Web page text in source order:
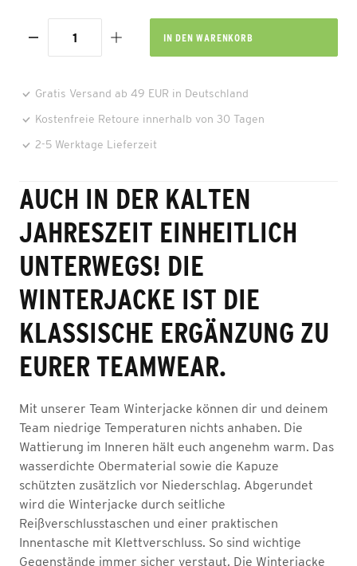
IN DEN WARENKORB
Gratis Versand ab 49 EUR in Deutschland
Kostenfreie Retoure innerhalb von 30 Tagen
2-5 Werktage Lieferzeit
AUCH IN DER KALTEN
JAHRESZEIT EINHEITLICH
UNTERWEGS! DIE
WINTERJACKE IST DIE
KLASSISCHE ERGÄNZUNG ZU
EURER TEAMWEAR.
Mit unserer Team Winterjacke können dir und deinem
Team niedrige Temperaturen nichts anhaben. Die
Wattierung im Inneren hält euch angenehm warm. Das
wasserdichte Obermaterial sowie die Kapuze
schützten zusätzlich vor Niederschlag. Abgerundet
wird die Winterjacke durch seitliche
Reißverschlusstaschen und einer praktischen
Innentasche mit Klettverschluss. So sind wichtige
Gegenstände immer sicher verstaut. Die Winterjacke